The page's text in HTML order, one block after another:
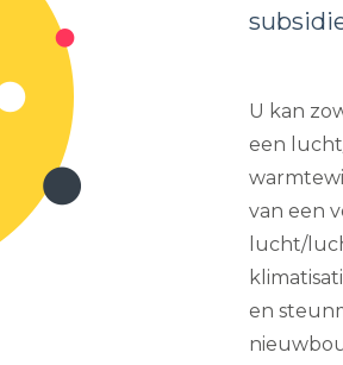
U kan
een
van een
lucht/
en